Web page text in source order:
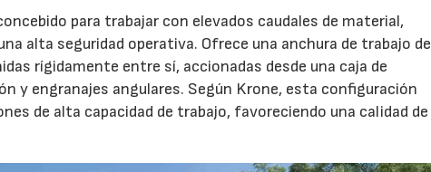
para trabajar con elevados caudales de material,
alta seguridad operativa. Ofrece una anchura de trabajo de
rígidamente entre sí, accionadas desde una caja de
y engranajes angulares. Según Krone, esta configuración
de alta capacidad de trabajo, favoreciendo una calidad de